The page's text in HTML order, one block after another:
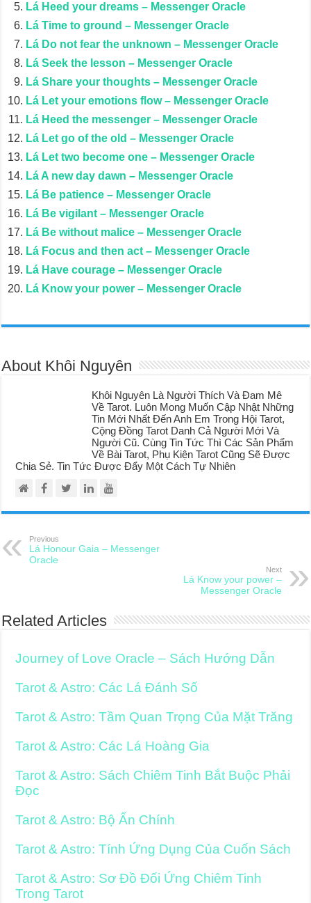
Lá Heed your dreams – Messenger Oracle
Lá Time to ground – Messenger Oracle
Lá Do not fear the unknown – Messenger Oracle
Lá Seek the lesson – Messenger Oracle
Lá Share your thoughts – Messenger Oracle
Lá Let your emotions flow – Messenger Oracle
Lá Heed the messenger – Messenger Oracle
Lá Let go of the old – Messenger Oracle
Lá Let two become one – Messenger Oracle
Lá A new day dawn – Messenger Oracle
Lá Be patience – Messenger Oracle
Lá Be vigilant – Messenger Oracle
Lá Be without malice – Messenger Oracle
Lá Focus and then act – Messenger Oracle
Lá Have courage – Messenger Oracle
Lá Know your power – Messenger Oracle
About Khôi Nguyên
Khôi Nguyên Là Người Thích Và Đam Mê
Về Tarot. Luôn Mong Muốn Cập Nhật Những
Tin Mới Nhất Đến Anh Em Trong Hội Tarot,
Cộng Đồng Tarot Danh Cả Người Mới Và
Người Cũ. Cùng Tin Tức Thì Các Sản Phẩm
Về Bài Tarot, Phụ Kiện Tarot Cũng Sẽ Được
Chia Sẻ. Tin Tức Được Đẩy Một Cách Tự Nhiên
Previous
Lá Honour Gaia – Messenger
Oracle
Next
Lá Know your power –
Messenger Oracle
Related Articles
Journey of Love Oracle – Sách Hướng Dẫn
Tarot & Astro: Các Lá Đánh Số
Tarot & Astro: Tầm Quan Trọng Của Mặt Trăng
Tarot & Astro: Các Lá Hoàng Gia
Tarot & Astro: Sách Chiêm Tinh Bắt Buộc Phải
Đọc
Tarot & Astro: Bộ Ẩn Chính
Tarot & Astro: Tính Ứng Dụng Của Cuốn Sách
Tarot & Astro: Sơ Đồ Đối Ứng Chiêm Tinh
Trong Tarot